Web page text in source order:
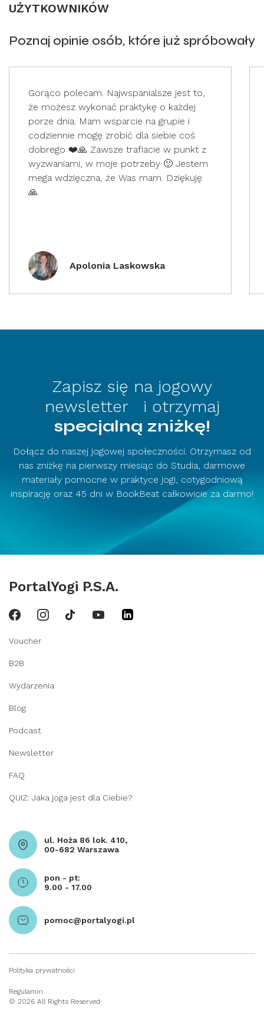
UŻYTKOWNIKÓW
Poznaj opinie osób, które już spróbowały
Gorąco polecam. Najwspanialsze jest to,
że możesz wykonać praktykę o każdej
porze dnia. Mam wsparcie na grupie i
codziennie mogę zrobić dla siebie coś
dobrego ❤️🙏 Zawsze trafiacie w punkt z
wyzwaniami, w moje potrzeby 🙂 Jestem
mega wdzięczna, że Was mam. Dziękuję
🙏
Apolonia Laskowska
Zapisz się na jogowy
newsletter i otrzymaj
specjalną zniżkę!
Dołącz do naszej jogowej społeczności. Otrzymasz od
nas zniżkę na pierwszy miesiąc do Studia, darmowe
materiały pomocne w praktyce jogi, cotygodniową
inspirację oraz 45 dni w BookBeat całkowicie za darmo!
PortalYogi P.S.A.
Voucher
B2B
Wydarzenia
Blog
Podcast
Newsletter
FAQ
QUIZ: Jaka joga jest dla Ciebie?
ul. Hoża 86 lok. 410,
00-682 Warszawa
pon - pt:
9.00 - 17.00
pomoc@portalyogi.pl
© 2026 All Rights Reserved
Polityka prywatności
Regulamin